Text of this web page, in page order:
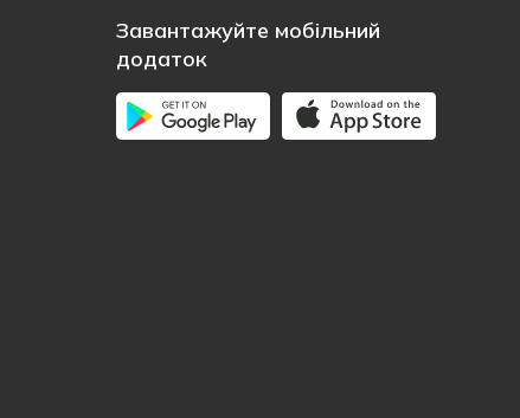
Завантажуйте мобільний
додаток